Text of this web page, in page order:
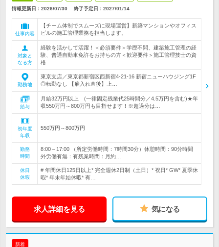
情報更新日：2026/07/30 終了予定日： 2027/01/14
仕事内容
【チーム体制でスムーズに現場運営】新築マンションやオフィス
ビルの施工管理業務を担当します。
対象と
なる方
経験を活かして活躍！＜必須要件＞学歴不問、建築施工管理の経
験、普通自動車免許をお持ちの方＜歓迎要件＞施工管理技士の資
格
勤務地
東京支店／東京都新宿区西新宿4-21-16 新宿ニューハウジング1F
◎転勤なし 【雇入れ直後】上…
給与
月給32万円以上 (一律固定残業代25時間分／4.5万円を含む)★年
収550万円～800万円も目指せます！※超過分は…
初年度
年収
550万円～800万円
勤務
時間
8:00～17:00 （所定労働時間：7時間30分）休憩時間：90分時間
外労働有無：有残業時間：月約…
休日
休暇
# 年間休日125日以上* 完全週休2日制（土日）* 祝日* GW* 夏季休
暇* 年末年始休暇* 有…
求人詳細を見る 気になる
新着